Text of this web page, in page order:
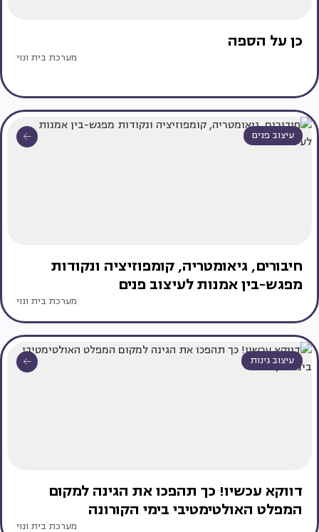
כן על הספה
מערכת בית ונוי
עיצוב פנים
חיבורים, גיאומטריה, קומפוזיציה ונקודות
מפגש-בין אמנות לעיצוב פנים
מערכת בית ונוי
עיצוב גינות
דווקא עכשיו! כך תהפכו את הגינה למקום
המפלט האולטימטיבי בימי הקורונה
מערכת בית ונוי